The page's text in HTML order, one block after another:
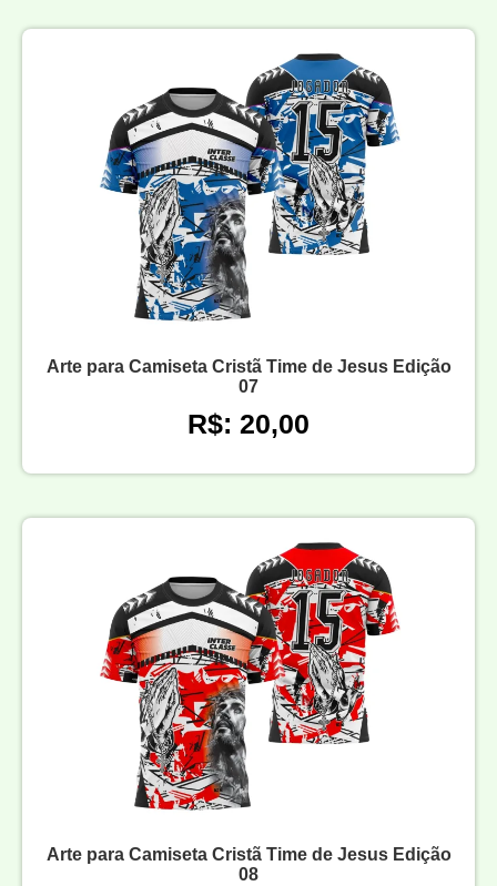
Arte para Camiseta Cristã Time de Jesus Edição
07
R$: 20,00
Arte para Camiseta Cristã Time de Jesus Edição
08